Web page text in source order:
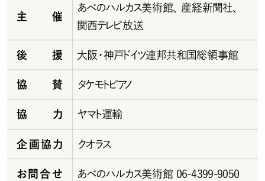
主催
あべのハルカス美術館、産経新聞社、
関西テレビ 放 送
後援大 阪・神 戸ドイツ連 邦 共 和 国 総 領 事 館
協賛タケ モトピ アノ
協力ヤ マト運 輸
企画協力 クオラス
お問合せ あべのハルカス美術館 06-4399-9050